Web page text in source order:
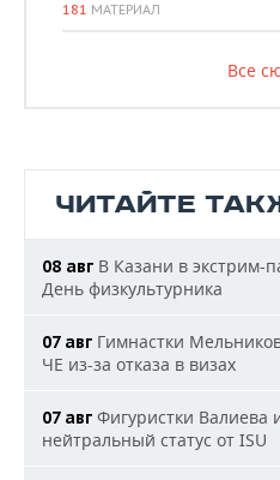
181 МАТЕРИАЛ
Все
ЧИТАЙТЕ
08 авг В Казани в экстрим-
День физкультурника
07 авг Гимнастки
ЧЕ из-за отказа в визах
07 авг Фигуристки Валиева
нейтральный статус от ISU